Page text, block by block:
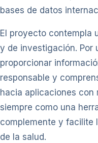
bases de datos
El proyecto contempla
y de investigación. Por
proporcionar
responsable y
hacia aplicaciones
siempre como una
complemente y facilite
de la salud.